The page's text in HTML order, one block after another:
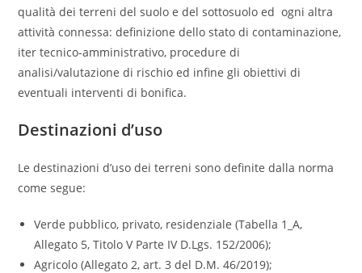
qualità dei terreni del suolo e del sottosuolo ed ogni altra
attività connessa: definizione dello stato di contaminazione,
iter tecnico-amministrativo, procedure di
analisi/valutazione di rischio ed infine gli obiettivi di
eventuali interventi di bonifica.
Destinazioni d’uso
Le destinazioni d’uso dei terreni sono definite dalla norma
come segue:
Verde pubblico, privato, residenziale (Tabella 1_A,
Allegato 5, Titolo V Parte IV D.Lgs. 152/2006);
Agricolo (Allegato 2, art. 3 del D.M. 46/2019);